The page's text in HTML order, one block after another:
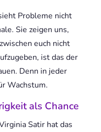
Probleme nicht
Sie zeigen uns,
euch nicht
ist das der
Denn in jeder
Wachstum.
als Chance
Satir hat das